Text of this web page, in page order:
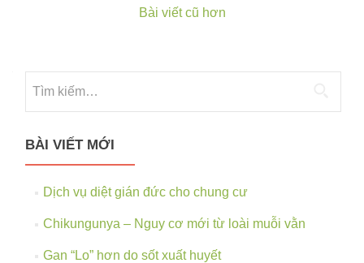
mối,
công
Bài viết cũ hơn
navigation
BÀI VIẾT MỚI
Dịch vụ diệt gián đức cho chung cư
Chikungunya – Nguy cơ mới từ loài muỗi vằn
Gan “Lo” hơn do sốt xuất huyết